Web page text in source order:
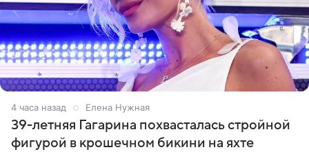
4 часа назад Елена Нужная
39-летняя Гагарина похвасталась стройной
фигурой в крошечном бикини на яхте